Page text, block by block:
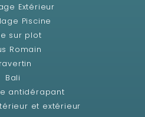
Extérieur
Piscine
sur plot
Romain
Bali
antidérapant
et extérieur